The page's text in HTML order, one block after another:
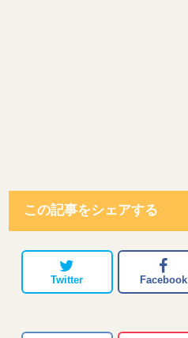
この記事をシェアする
Twitter Facebook